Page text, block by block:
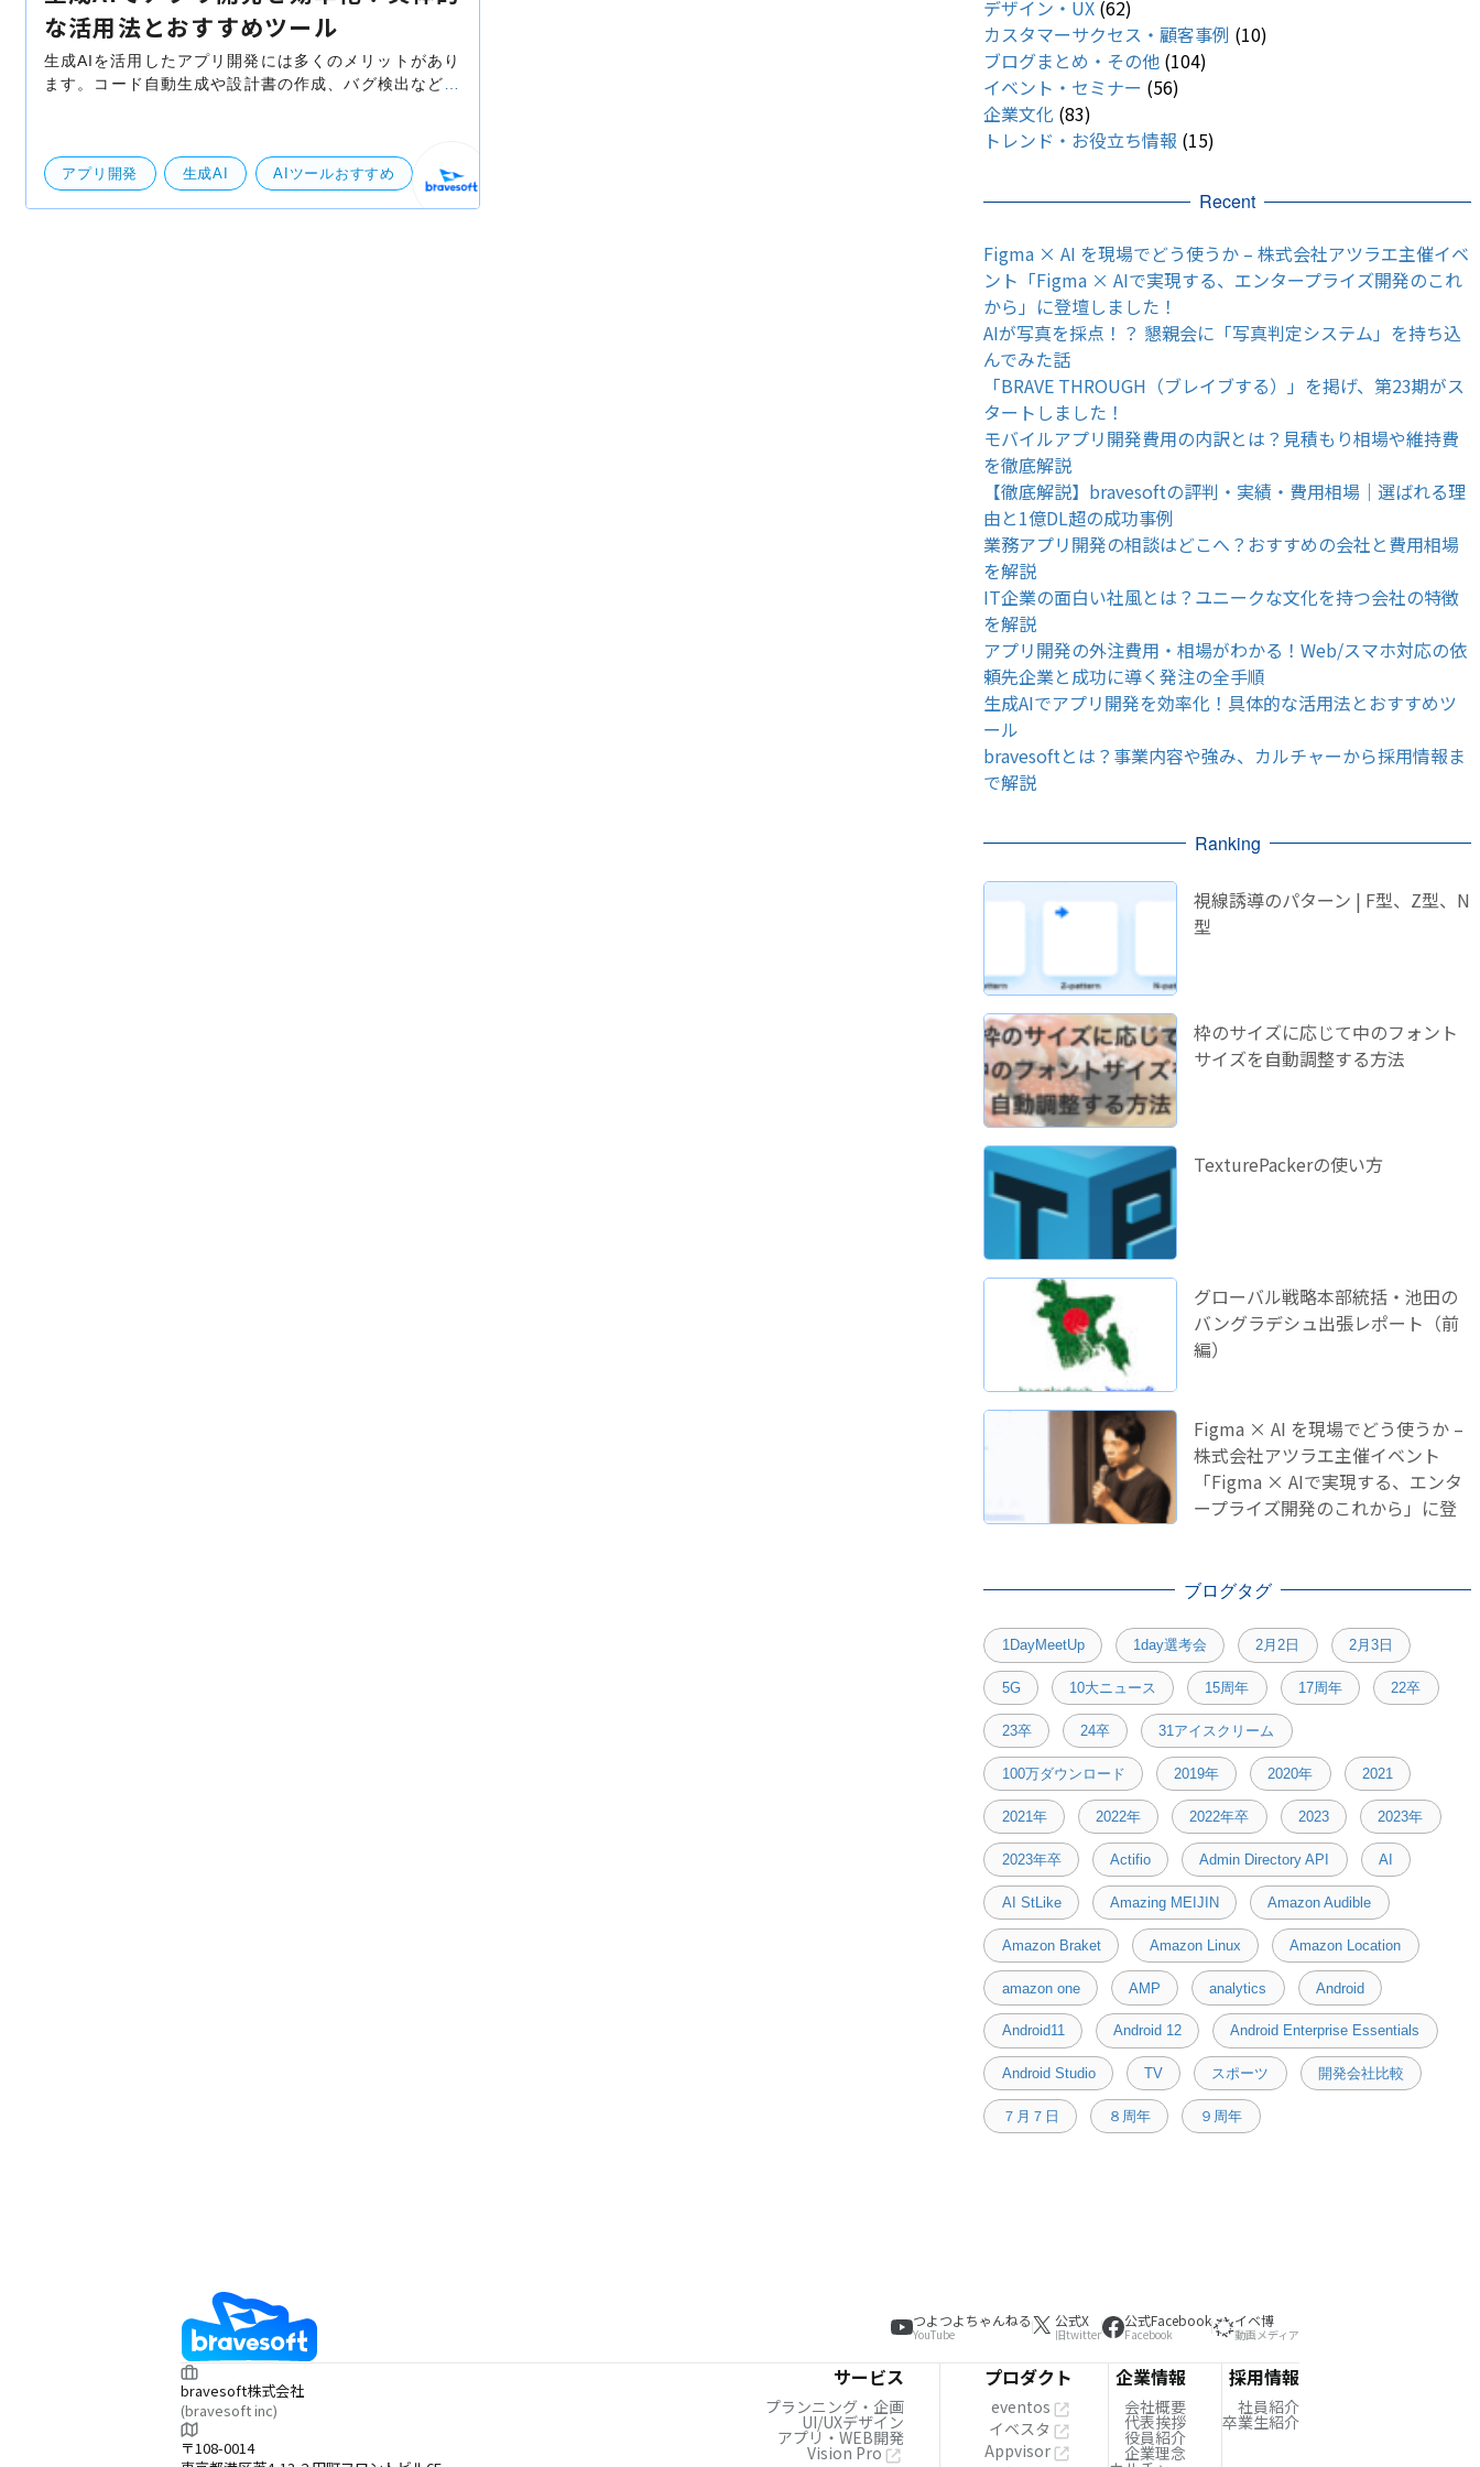
な活用法とおすすめツール
生成AIを活用したアプリ開発には多くのメリットがあり
ます。コード自動生成や設計書の作成、バグ検出などを
アプリ開発 生成AI AIツールおすすめ
デザイン・UX (62)
カスタマーサクセス・顧客事例 (10)
ブログまとめ・その他 (104)
イベント・セミナー (56)
企業文化 (83)
トレンド・お役立ち情報 (15)
Recent
Figma × AI を現場でどう使うか – 株式会社アツラエ主催イベ
ント「Figma × AIで実現する、エンタープライズ開発のこれ
から」に登壇しました！
AIが写真を採点！？ 懇親会に「写真判定システム」を持ち込
んでみた話
「BRAVE THROUGH（ブレイブする）」を掲げ、第23期がス
タートしました！
モバイルアプリ開発費用の内訳とは？見積もり相場や維持費
を徹底解説
【徹底解説】bravesoftの評判・実績・費用相場｜選ばれる理
由と1億DL超の成功事例
業務アプリ開発の相談はどこへ？おすすめの会社と費用相場
を解説
IT企業の面白い社風とは？ユニークな文化を持つ会社の特徴
を解説
アプリ開発の外注費用・相場がわかる！Web/スマホ対応の依
頼先企業と成功に導く発注の全手順
生成AIでアプリ開発を効率化！具体的な活用法とおすすめツ
ール
bravesoftとは？事業内容や強み、カルチャーから採用情報ま
で解説
Ranking
視線誘導のパターン | F型、Z型、N
型
枠のサイズに応じて中のフォント
サイズを自動調整する方法
TexturePackerの使い方
グローバル戦略本部統括・池田の
バングラデシュ出張レポート（前
編）
Figma × AI を現場でどう使うか –
株式会社アツラエ主催イベント
「Figma × AIで実現する、エンタ
ープライズ開発のこれから」に登
ブログタグ
1DayMeetUp 1day選考会 2月2日 2月3日
5G 10大ニュース 15周年 17周年 22卒
23卒 24卒 31アイスクリーム
100万ダウンロード 2019年 2020年 2021
2021年 2022年 2022年卒 2023 2023年
2023年卒 Actifio Admin Directory API AI
AI StLike Amazing MEIJIN Amazon Audible
Amazon Braket Amazon Linux Amazon Location
amazon one AMP analytics Android
Android11 Android 12 Android Enterprise Essentials
Android Studio TV スポーツ 開発会社比較
７月７日 ８周年 ９周年
つよつよちゃんねる
YouTube
公式X
旧twitter
公式Facebook
Facebook
イベ博
動画メディア
bravesoft株式会社
(bravesoft inc)
〒108-0014
サービス
プランニング・企画
UI/UXデザイン
アプリ・WEB開発
Vision Pro
プロダクト
eventos
イベスタ
Appvisor
企業情報
会社概要
代表挨拶
役員紹介
企業理念
採用情報
社員紹介
卒業生紹介